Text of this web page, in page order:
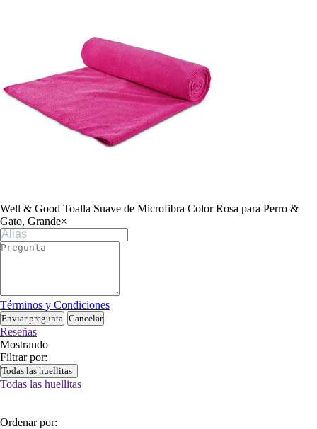
Well & Good Toalla Suave de Microfibra Color Rosa para Perro &
Gato, Grande×
Términos y Condiciones
Enviar pregunta Cancelar
Reseñas
Mostrando
Filtrar por:
Todas las huellitas
Todas las huellitas
Ordenar por: